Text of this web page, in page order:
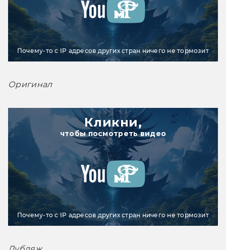
Почему-то с IP адресов других стран ничего не тормозит
Оригинал
Кликни,
чтобы посмотреть видео
Почему-то с IP адресов других стран ничего не тормозит